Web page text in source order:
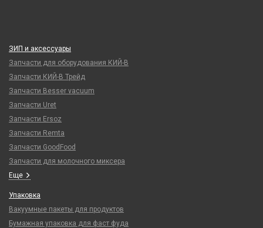
ЗИП и аксессуары
Запчасти для оборудования КИЙ-В
Запчасти КИЙ-В Трейд
Запчасти Besser vacuum
Запчасти Uret
Запчасти Ersoz
Запчасти Remta
Запчасти GoodFood
Запчасти для молочного миксера
Еще
Упаковка
Вакуумные пакеты для продуктов
Бумажная упаковка для фаст фуда